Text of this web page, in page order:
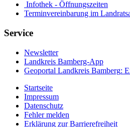
Infothek - Öffnungszeiten
Terminvereinbarung im
Service
Newsletter
Landkreis Bamberg-App
Geoportal Landkreis Bamberg:
Startseite
Impressum
Datenschutz
Fehler melden
Erklärung zur Barrierefreiheit